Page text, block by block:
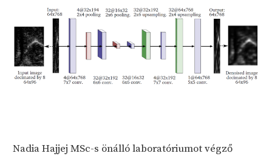
Nadia Hajjej MSc-s önálló laboratóriumot végző